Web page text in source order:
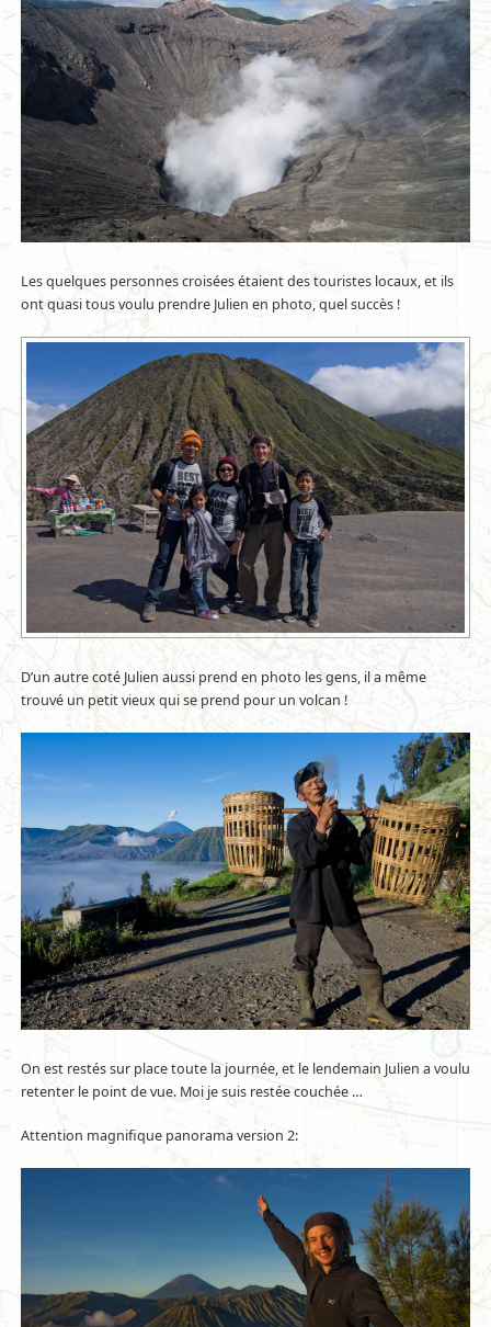
Les quelques personnes croisées étaient des touristes locaux, et ils
ont quasi tous voulu prendre Julien en photo, quel succès !
D’un autre coté Julien aussi prend en photo les gens, il a même
trouvé un petit vieux qui se prend pour un volcan !
On est restés sur place toute la journée, et le lendemain Julien a voulu
retenter le point de vue. Moi je suis restée couchée …
Attention magnifique panorama version 2: